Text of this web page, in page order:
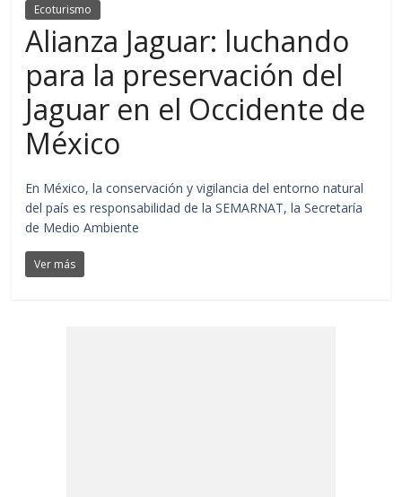
Ecoturismo
Alianza Jaguar: luchando
para la preservación del
Jaguar en el Occidente de
México
En México, la conservación y vigilancia del entorno natural
del país es responsabilidad de la SEMARNAT, la Secretaría
de Medio Ambiente
Ver más